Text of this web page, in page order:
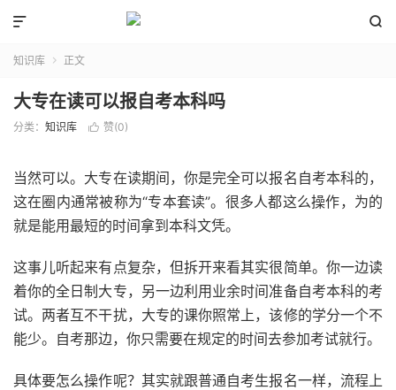


知识库  正文
大专在读可以报自考本科吗
分类： 知识库  赞(0)
当然可以。大专在读期间，你是完全可以报名自考本科的，
这在圈内通常被称为“专本套读”。很多人都这么操作，为的
就是能用最短的时间拿到本科文凭。
这事儿听起来有点复杂，但拆开来看其实很简单。你一边读
着你的全日制大专，另一边利用业余时间准备自考本科的考
试。两者互不干扰，大专的课你照常上，该修的学分一个不
能少。自考那边，你只需要在规定的时间去参加考试就行。
具体要怎么操作呢？其实就跟普通自考生报名一样，流程上